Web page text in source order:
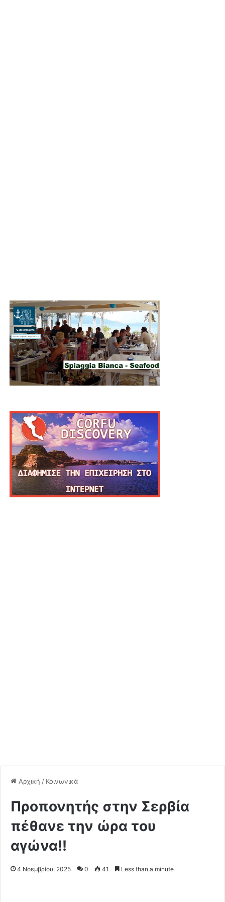
Αρχική / Κοινωνικά
Προπονητής στην Σερβία
πέθανε την ώρα του
αγώνα!!
4 Νοεμβρίου, 2025 0 41 Less than a minute